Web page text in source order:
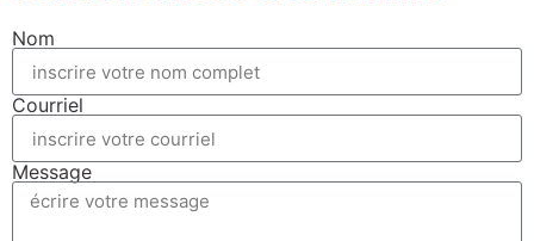
Nom
Courriel
Message